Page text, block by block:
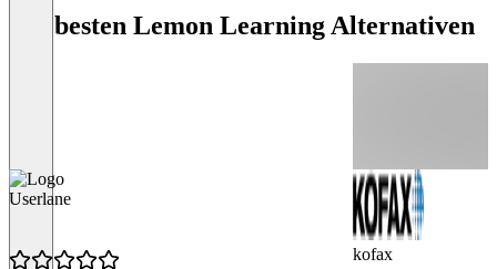
Die besten Lemon Learning Alternativen
Userlane
kofax